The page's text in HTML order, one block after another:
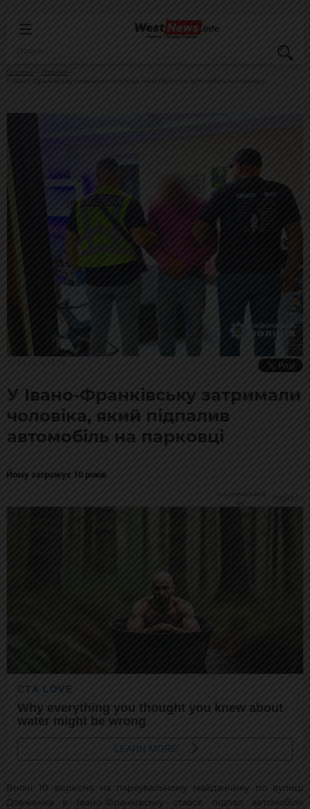
Головна
Новини
У Івано-Франківську затримали чоловіка, який підпалив автомобіль на парковці
У Івано-Франківську затримали
чоловіка, який підпалив
автомобіль на парковці
Йому загрожує 10 років
Вночі 10 вересня на паркувальному майданчику по вулиці
Довженка в Івано-Франківську стався підпал автомобіля